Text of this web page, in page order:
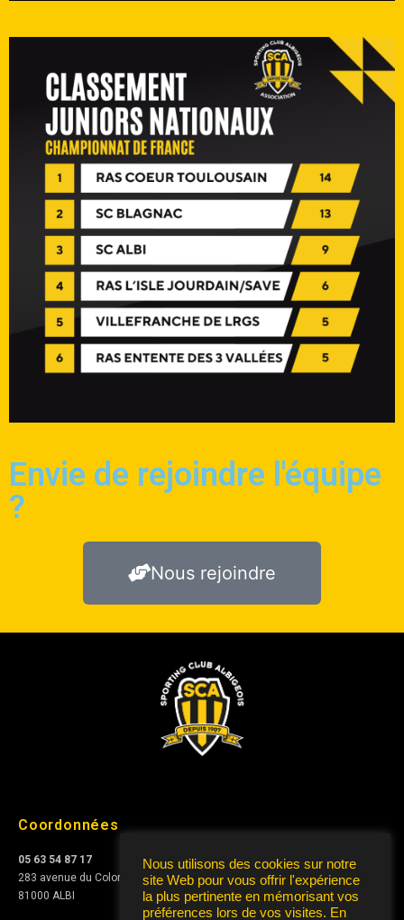
Envie de rejoindre l'équipe
?
Nous rejoindre
Coordonnées
05 63 54 87 17
283 avenue du Colonel Teyssier
81000 ALBI
Nous utilisons des cookies sur notre
site Web pour vous offrir l'expérience
la plus pertinente en mémorisant vos
préférences lors de vos visites. En